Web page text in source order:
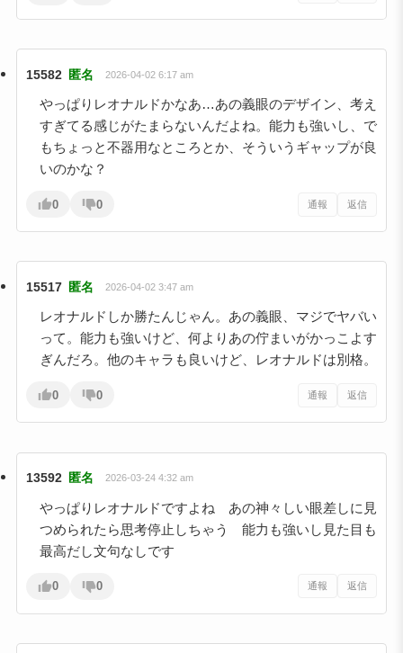
15582 匿名 2026-04-02 6:17 am
やっぱりレオナルドかなあ…あの義眼のデザイン、考え
すぎてる感じがたまらないんだよね。能力も強いし、で
もちょっと不器用なところとか、そういうギャップが良
いのかな？
0 0 通報 返信
15517 匿名 2026-04-02 3:47 am
レオナルドしか勝たんじゃん。あの義眼、マジでヤバい
って。能力も強いけど、何よりあの佇まいがかっこよす
ぎんだろ。他のキャラも良いけど、レオナルドは別格。
0 0 通報 返信
13592 匿名 2026-03-24 4:32 am
やっぱりレオナルドですよね あの神々しい眼差しに見
つめられたら思考停止しちゃう 能力も強いし見た目も
最高だし文句なしです
0 0 通報 返信